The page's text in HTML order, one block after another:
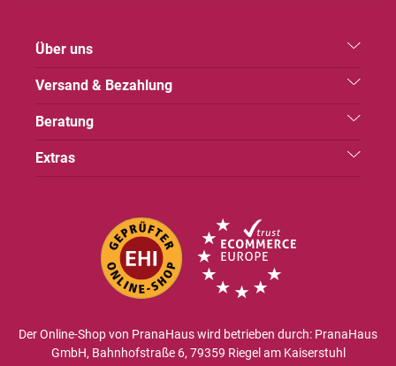
Über uns
Versand & Bezahlung
Beratung
Extras
Der Online-Shop von PranaHaus wird betrieben durch: PranaHaus
GmbH, Bahnhofstraße 6, 79359 Riegel am Kaiserstuhl